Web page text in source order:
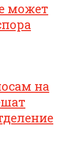
может
на